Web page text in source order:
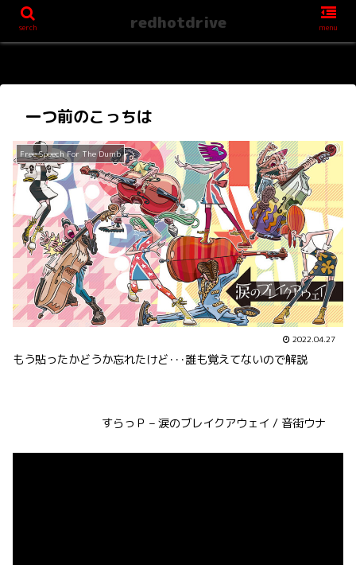
一つ前のこっちは
Free Speech For The Dumb
2022.04.27
もう貼ったかどうか忘れたけど･･･誰も覚えてないので解説
すらっＰ – 涙のブレイクアウェイ / 音街ウナ
serch redhotdrive menu